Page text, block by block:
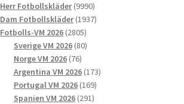
produkter
Herr Fotbollskläder 99909990
produkter
Dam Fotbollskläder 19371937
Fotbolls-VM 2026 28052805
produkter
Sverige VM 2026 8080
Norge VM 2026 7676
produkter
Argentina VM 2026 173173
Portugal VM 2026 169169
produkter
Spanien VM 2026 291291